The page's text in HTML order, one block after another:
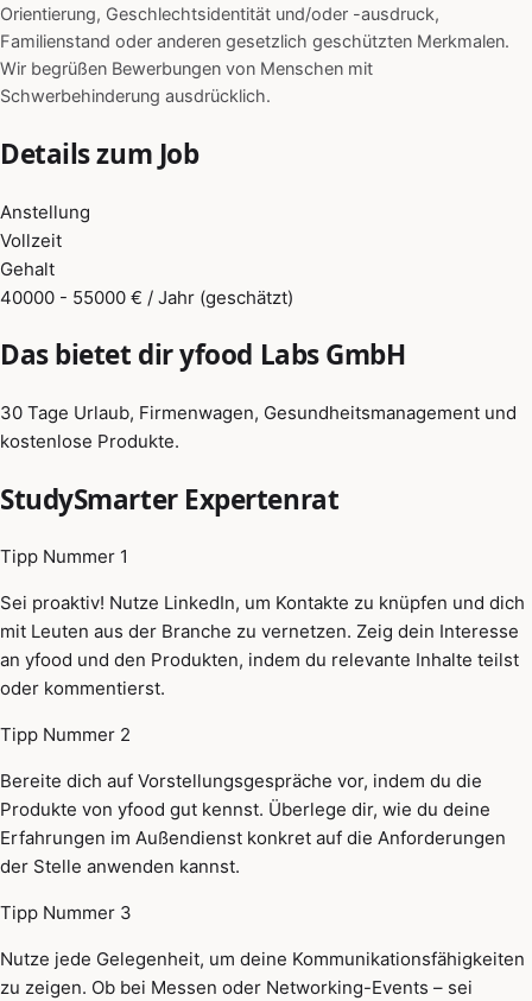
Orientierung, Geschlechtsidentität und/oder -ausdruck,
Familienstand oder anderen gesetzlich geschützten Merkmalen.
Wir begrüßen Bewerbungen von Menschen mit
Schwerbehinderung ausdrücklich.
Details zum Job
Anstellung
Vollzeit
Gehalt
40000 - 55000 € / Jahr (geschätzt)
Das bietet dir yfood Labs GmbH
30 Tage Urlaub, Firmenwagen, Gesundheitsmanagement und
kostenlose Produkte.
StudySmarter Expertenrat
Tipp Nummer 1
Sei proaktiv! Nutze LinkedIn, um Kontakte zu knüpfen und dich
mit Leuten aus der Branche zu vernetzen. Zeig dein Interesse
an yfood und den Produkten, indem du relevante Inhalte teilst
oder kommentierst.
Tipp Nummer 2
Bereite dich auf Vorstellungsgespräche vor, indem du die
Produkte von yfood gut kennst. Überlege dir, wie du deine
Erfahrungen im Außendienst konkret auf die Anforderungen
der Stelle anwenden kannst.
Tipp Nummer 3
Nutze jede Gelegenheit, um deine Kommunikationsfähigkeiten
zu zeigen. Ob bei Messen oder Networking-Events – sei